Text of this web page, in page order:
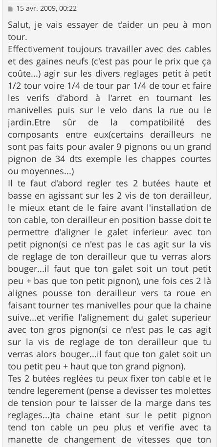
M
s
s
a
g
e
15 avr. 2009, 00:22
Salut, je vais essayer de t'aider un peu à mon
tour.
Effectivement toujours travailler avec des cables
et des gaines neufs (c'est pas pour le prix que ça
coûte...) agir sur les divers reglages petit à petit
1/2 tour voire 1/4 de tour par 1/4 de tour et faire
les verifs d'abord à l'arret en tournant les
manivelles puis sur le velo dans la rue ou le
jardin.Etre sûr de la compatibilité des
composants entre eux(certains derailleurs ne
sont pas faits pour avaler 9 pignons ou un grand
pignon de 34 dts exemple les chappes courtes
ou moyennes...)
Il te faut d'abord regler tes 2 butées haute et
basse en agissant sur les 2 vis de ton derailleur,
le mieux etant de le faire avant l'installation de
ton cable, ton derailleur en position basse doit te
permettre d'aligner le galet inferieur avec ton
petit pignon(si ce n'est pas le cas agit sur la vis
de reglage de ton derailleur que tu verras alors
bouger...il faut que ton galet soit un tout petit
peu + bas que ton petit pignon), une fois ces 2 là
alignes pousse ton derailleur vers ta roue en
faisant tourner tes manivelles pour que la chaine
suive...et verifie l'alignement du galet superieur
avec ton gros pignon(si ce n'est pas le cas agit
sur la vis de reglage de ton derailleur que tu
verras alors bouger...il faut que ton galet soit un
tou petit peu + haut que ton grand pignon).
Tes 2 butées reglées tu peux fixer ton cable et le
tendre legerement (pense a devisser tes molettes
de tension pour te laisser de la marge dans tes
reglages...)ta chaine etant sur le petit pignon
tend ton cable un peu plus et verifie avec ta
manette de changement de vitesses que ton